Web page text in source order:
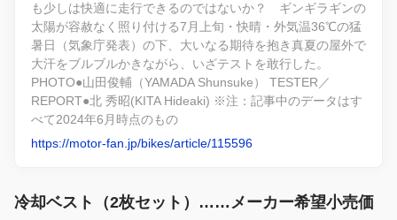
も少しは快適に走行できるのではないか？ ギンギラギンの
太陽が容赦なく照り付ける7月上旬・快晴・外気温36℃の猛
暑日（気象庁発表）の下、大いなる期待を抱き真夏の屋外で
大汗をブルブルかきながら、いざテストを敢行した。
PHOTO●山田俊輔（YAMADA Shunsuke） TESTER／
REPORT●北 秀昭(KITA Hideaki) ※注：記事中のデータはす
べて2024年6月時点のもの
https://motor-fan.jp/bikes/article/115596
冷却ベスト（2枚セット）……メーカー希望小売価